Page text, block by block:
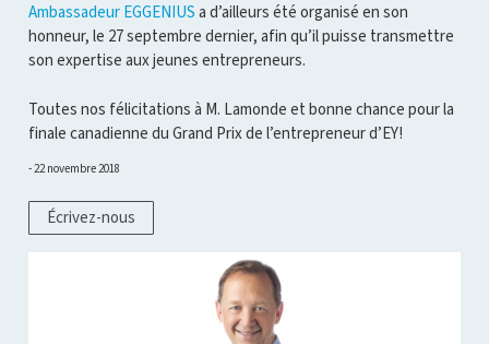
Ambassadeur EGGENIUS a d’ailleurs été organisé en son
honneur, le 27 septembre dernier, afin qu’il puisse transmettre
son expertise aux jeunes entrepreneurs.
Toutes nos félicitations à M. Lamonde et bonne chance pour la
finale canadienne du Grand Prix de l’entrepreneur d’EY!
22 novembre 2018
Écrivez-nous